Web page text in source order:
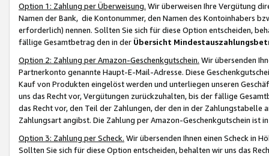
Option 1: Zahlung per Überweisung. Wir überweisen Ihre Vergütung
Namen der Bank, die Kontonummer, den Namen des Kontoinhabers
erforderlich) nennen. Sollten Sie sich für diese Option entscheiden,
fällige Gesamtbetrag den in der Übersicht
Option 2: Zahlung per Amazon-Geschenkgutschein. Wir übersenden
Partnerkonto genannte Haupt-E-Mail-Adresse. Diese
Kauf von Produkten eingelöst werden und unterliegen unseren
uns das Recht vor, Vergütungen zurückzuhalten, bis der fällige
das Recht vor, den Teil der Zahlungen, der den in der
Zahlungsart angibst. Die Zahlung per Amazon-Geschenkgutschein ist
Option 3: Zahlung per Scheck. Wir übersenden Ihnen einen Scheck in
Sollten Sie sich für diese Option entscheiden, behalten wir uns das